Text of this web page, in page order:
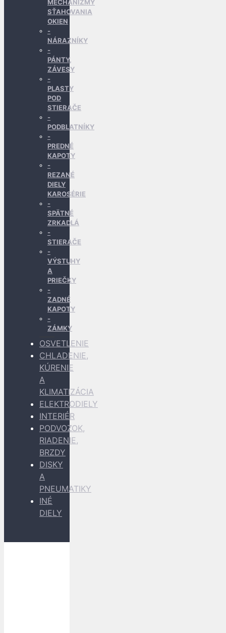
MECHANIZMY
SŤAHOVANIA
OKIEN
NÁRAZNÍKY
PÁNTY,
ZÁVESY
PLASTY
POD
STIERAČE
PODBLATNÍKY
PREDNÉ
KAPOTY
REZANÉ
DIELY
KAROSÉRIE
SPÄTNÉ
ZRKADLÁ
STIERAČE
VÝSTUHY
A
PRIEČKY
ZADNÉ
KAPOTY
ZÁMKY
OSVETLENIE
CHLADENIE,
KÚRENIE
A
KLIMATIZÁCIA
ELEKTRODIELY
INTERIÉR
PODVOZOK,
RIADENIE,
BRZDY
DISKY
A
PNEUMATIKY
INÉ
DIELY